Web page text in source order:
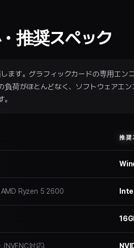
推奨スペック
ます。グラフィックカードの専用エン
荷がほとんどなく、ソフトウェアエン
推奨
Ryzen 5 2600
(NVENC対応)